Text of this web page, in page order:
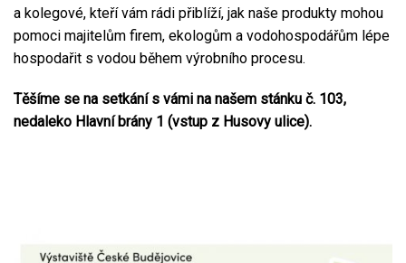
a kolegové, kteří vám rádi přiblíží, jak naše produkty mohou
pomoci majitelům firem, ekologům a vodohospodářům lépe
hospodařit s vodou během výrobního procesu.
Těšíme se na setkání s vámi na našem stánku č. 103,
nedaleko Hlavní brány 1 (vstup z Husovy ulice).